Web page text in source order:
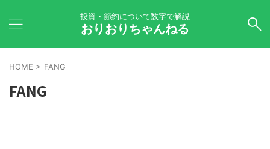
投資・節約について数字で解説
おりおりちゃんねる
HOME > FANG
FANG